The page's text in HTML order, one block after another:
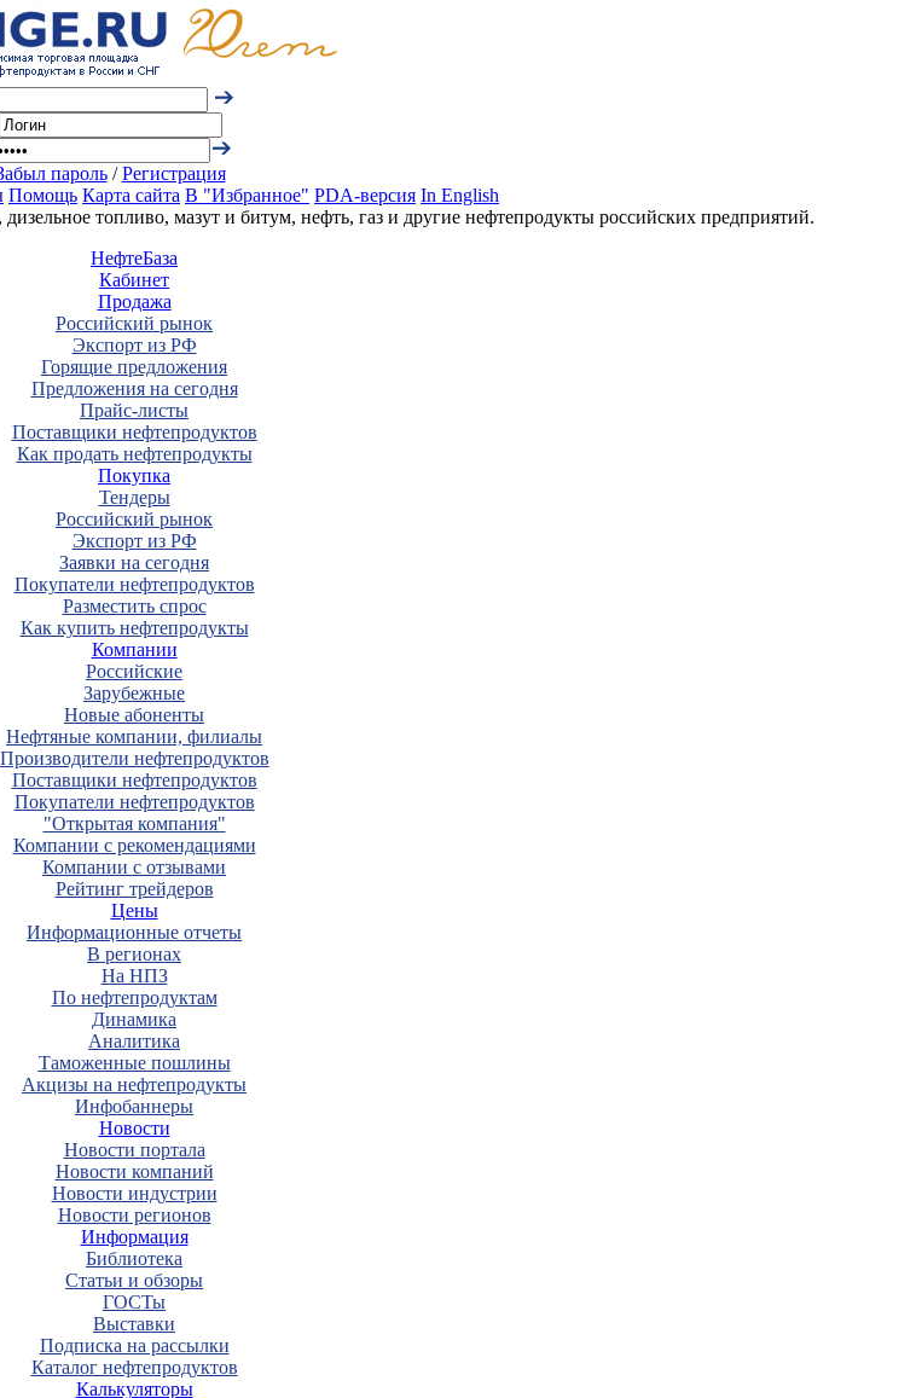
пароль/Регистрация
Помощь Карта сайта В "Избранное" PDA-версия In English
топливо, мазут и битум, нефть, газ и другие нефтепродукты российских предприятий.
НефтеБаза
Кабинет
Продажа
Российский рынок
Экспорт из РФ
Горящие предложения
Предложения на сегодня
Прайс-листы
Поставщики нефтепродуктов
Как продать нефтепродукты
Покупка
Тендеры
Российский рынок
Экспорт из РФ
Заявки на сегодня
Покупатели нефтепродуктов
Разместить спрос
Как купить нефтепродукты
Компании
Российские
Зарубежные
Новые абоненты
Нефтяные компании, филиалы
Производители нефтепродуктов
Поставщики нефтепродуктов
Покупатели нефтепродуктов
"Открытая компания"
Компании с рекомендациями
Компании с отзывами
Рейтинг трейдеров
Цены
Информационные отчеты
В регионах
На НПЗ
По нефтепродуктам
Динамика
Аналитика
Таможенные пошлины
Акцизы на нефтепродукты
Инфобаннеры
Новости
Новости портала
Новости компаний
Новости индустрии
Новости регионов
Информация
Библиотека
Статьи и обзоры
ГОСТы
Выставки
Подписка на рассылки
Каталог нефтепродуктов
Калькуляторы